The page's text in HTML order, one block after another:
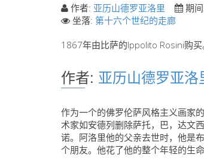
作者: 亚历山德罗亚洛里 期
坐落: 第十六个世纪的走廊
1867年由比萨的Ippolito Rosini购买
作者: 亚历山德罗亚洛
作为一个的佛罗伦萨风格主义画家
术家如安德列删除萨托，巴，达文
诺。阿洛里他的父亲去世时，他是
个朋友。他花了他的整个年轻的生